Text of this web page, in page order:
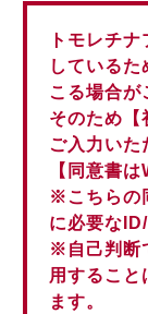
トモレチ
している
こる場合が
そのため【
ご入力いた
【同意書
※こちらの
に必要な
※自己判断
用すること
ます。